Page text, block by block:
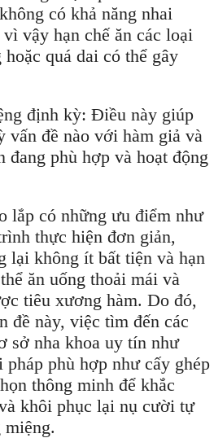
có khả năng nhai
vậy hạn chế ăn các loại
quá dai có thể gây
định kỳ: Điều này giúp
vấn đề nào với hàm giả và
đang phù hợp và hoạt động
lắp có những ưu điểm như
thực hiện đơn giản,
lại không ít bất tiện và hạn
ăn uống thoải mái và
tiêu xương hàm. Do đó,
đề này, việc tìm đến các
sở nha khoa uy tín như
phù hợp như cấy ghép
thông minh để khắc
khôi phục lại nụ cười tự
miệng.